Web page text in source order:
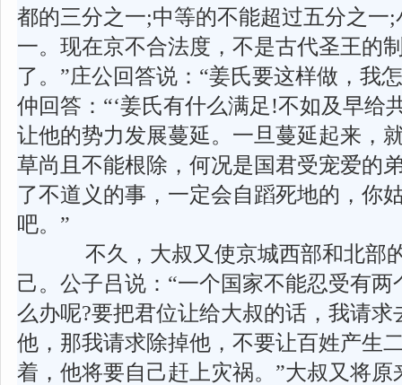
都的三分之一;中等的不能超过五分之一
一。现在京不合法度，不是古代圣王的
了。”庄公回答说：“姜氏要这样做，我
仲回答：“‘姜氏有什么满足!不如及早给
让他的势力发展蔓延。一旦蔓延起来，
草尚且不能根除，何况是国君受宠爱的
了不道义的事，一定会自蹈死地的，你
吧。”
不久，大叔又使京城西部和北部
己。公子吕说：“一个国家不能忍受有
么办呢?要把君位让给大叔的话，我请
他，那我请求除掉他，不要让百姓产生
着，他将要自己赶上灾祸。”大叔又将